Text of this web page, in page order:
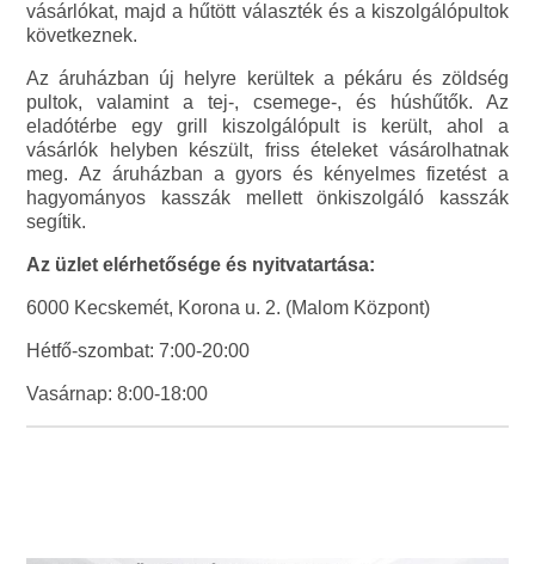
vásárlókat, majd a hűtött választék és a kiszolgálópultok
következnek.
Az áruházban új helyre kerültek a pékáru és zöldség
pultok, valamint a tej-, csemege-, és húshűtők. Az
eladótérbe egy grill kiszolgálópult is került, ahol a
vásárlók helyben készült, friss ételeket vásárolhatnak
meg. Az áruházban a gyors és kényelmes fizetést a
hagyományos kasszák mellett önkiszolgáló kasszák
segítik.
Az üzlet elérhetősége és nyitvatartása:
6000 Kecskemét, Korona u. 2. (Malom Központ)
Hétfő-szombat: 7:00-20:00
Vasárnap: 8:00-18:00